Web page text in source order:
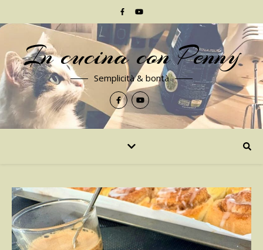
In cucina con Penny
Semplicità & bontà